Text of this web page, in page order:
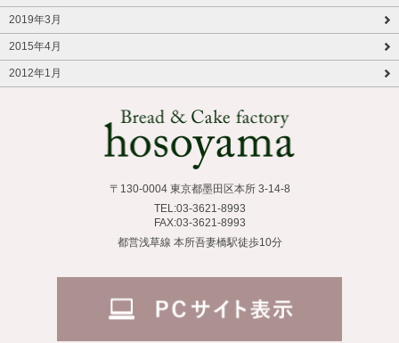
2019年3月
2015年4月
2012年1月
〒130-0004 東京都墨田区本所 3-14-8
TEL:03-3621-8993
FAX:03-3621-8993
都営浅草線 本所吾妻橋駅徒歩10分